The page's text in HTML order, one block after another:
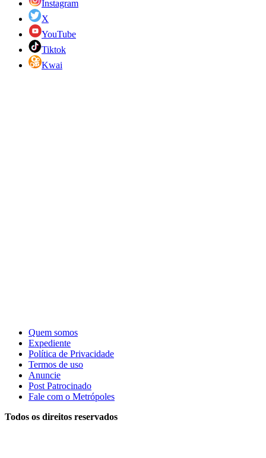
Instagram
X
YouTube
Tiktok
Kwai
Quem somos
Expediente
Política de Privacidade
Termos de uso
Anuncie
Post Patrocinado
Fale com o Metrópoles
Todos os direitos reservados